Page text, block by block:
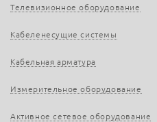
Телевизионное оборудование
Кабеленесущие системы
Кабельная арматура
Измерительное оборудование
Активное сетевое оборудование